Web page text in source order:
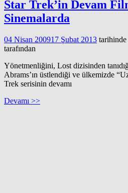
Star Trek’in Devam
Sinemalarda
04 Nisan 200917 Şubat 2013
tarafından
Yönetmenliğini, Lost dizisinden
Abrams’ın üstlendiği ve ülkemizde
Trek serisinin devamı
Devamı >>